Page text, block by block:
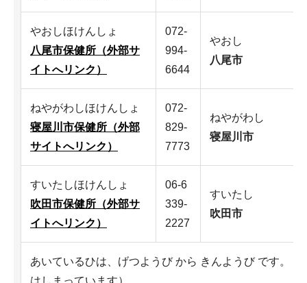
やおしほけんしょ
八尾市保健所（外部サ
イトへリンク）
072-
994-
6644
やおし
八尾市
ねやがわしほけんしょ
寝屋川市保健所（外部
サイトへリンク）
072-
829-
7773
ねやがわし
寝屋川市
すいたしほけんしょ
吹田市保健所（外部サ
イトへリンク）
06-6
339-
2227
すいたし
吹田市
あいているひは、げつようび から きんようび です。